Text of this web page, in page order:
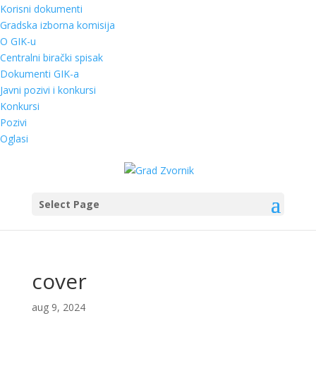
Korisni dokumenti
Gradska izborna komisija
O GIK-u
Centralni birački spisak
Dokumenti GIK-a
Javni pozivi i konkursi
Konkursi
Pozivi
Oglasi
Select Page
cover
aug 9, 2024